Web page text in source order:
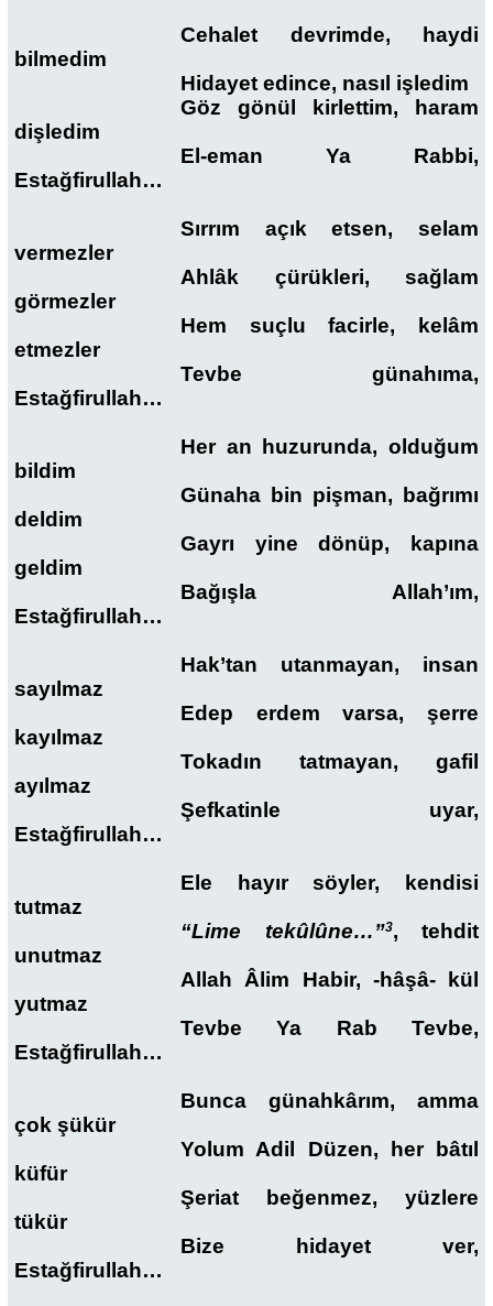
Cehalet devrimde, haydi
bilmedim
Hidayet edince, nasıl işledim
Göz gönül kirlettim, haram
dişledim
El-eman Ya Rabbi,
Estağfirullah…
Sırrım açık etsen, selam
vermezler
Ahlâk çürükleri, sağlam
görmezler
Hem suçlu facirle, kelâm
etmezler
Tevbe günahıma,
Estağfirullah…
Her an huzurunda, olduğum
bildim
Günaha bin pişman, bağrımı
deldim
Gayrı yine dönüp, kapına
geldim
Bağışla Allah’ım,
Estağfirullah…
Hak’tan utanmayan, insan
sayılmaz
Edep erdem varsa, şerre
kayılmaz
Tokadın tatmayan, gafil
ayılmaz
Şefkatinle uyar,
Estağfirullah…
Ele hayır söyler, kendisi
tutmaz
“Lime tekûlûne…”3, tehdit
unutmaz
Allah Âlim Habir, -hâşâ- kül
yutmaz
Tevbe Ya Rab Tevbe,
Estağfirullah…
Bunca günahkârım, amma
çok şükür
Yolum Adil Düzen, her bâtıl
küfür
Şeriat beğenmez, yüzlere
tükür
Bize hidayet ver,
Estağfirullah…